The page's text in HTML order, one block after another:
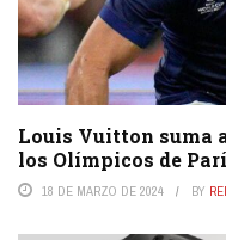
Louis Vuitton suma
los Olímpicos de
18 DE MARZO DE 2024 BY